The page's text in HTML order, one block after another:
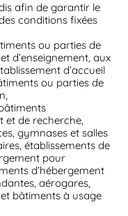
afin de garantir le
conditions fixées
ou parties de
d’enseignement, aux
d’accueil
ou parties de
et de recherche,
gymnases et salles
établissements de
pour
d’hébergement
aérogares,
bâtiments à usage